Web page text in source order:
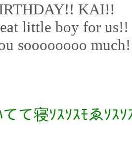
KAI!!
little boy for us!!
soooooooo
て寝ｿｽｿｽﾓゑｿｽ